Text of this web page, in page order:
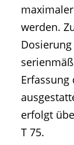
werden.
Dosierung
erfolgt
T 75.